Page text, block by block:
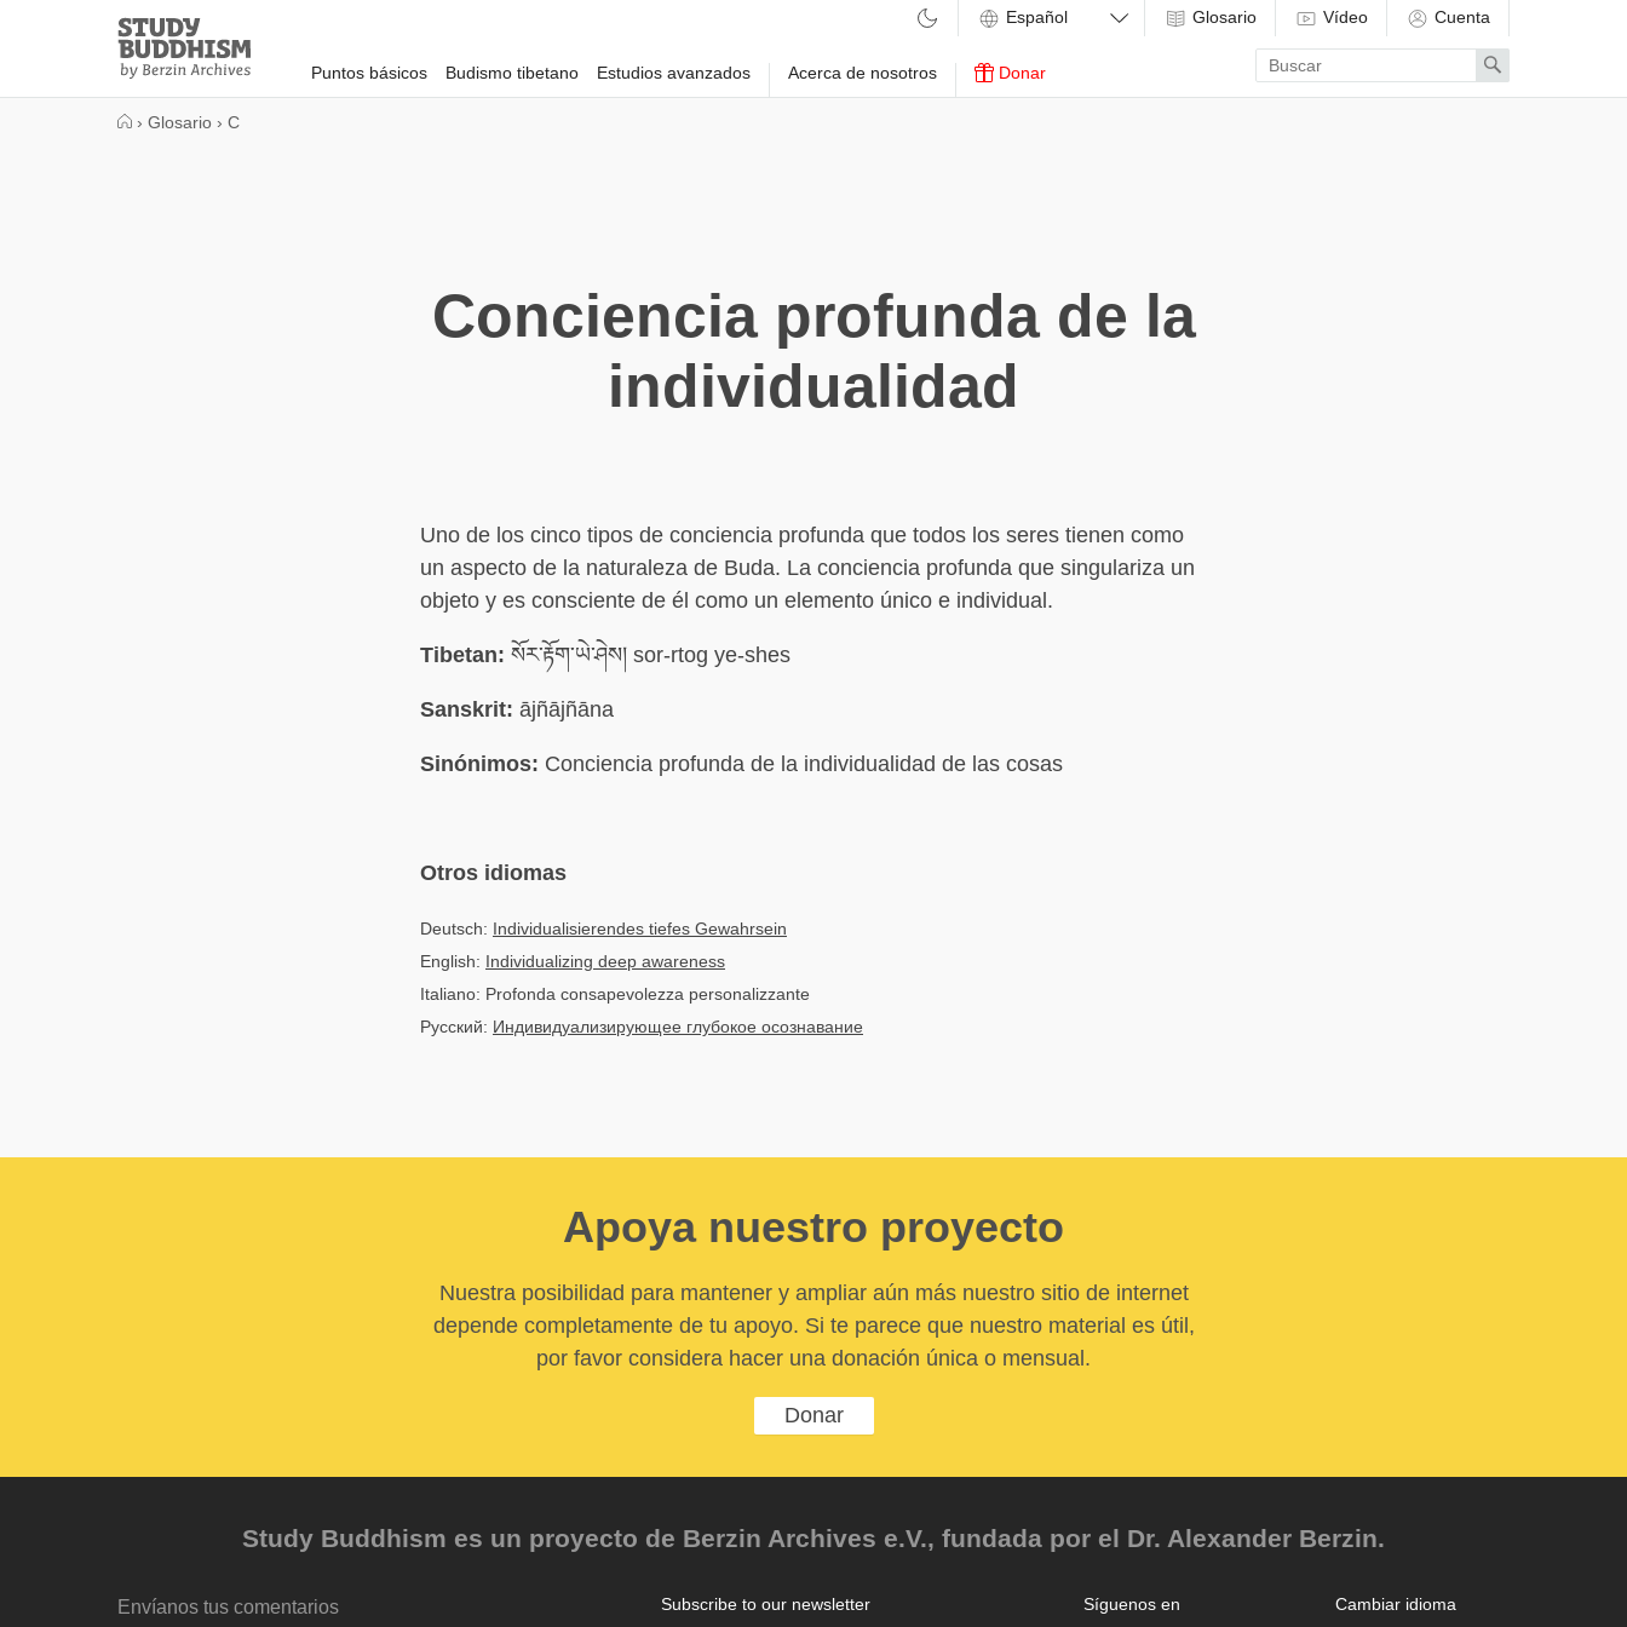
Study
Buddhism
Home
Puntos básicos Budismo tibetano Estudios avanzados Acerca de nosotros Donar
Glosario Vídeo Cuenta
Enter
search
term
Search
› Glosario › C
Conciencia profunda de la
individualidad
Uno de los cinco tipos de conciencia profunda que todos los seres tienen como
un aspecto de la naturaleza de Buda. La conciencia profunda que singulariza un
objeto y es consciente de él como un elemento único e individual.
Tibetan: སོར་རྟོག་ཡེ་ཤེས། sor-rtog ye-shes
Sanskrit: ājñājñāna
Sinónimos: Conciencia profunda de la individualidad de las cosas
Otros idiomas
Deutsch: Individualisierendes tiefes Gewahrsein
English: Individualizing deep awareness
Italiano: Profonda consapevolezza personalizzante
Русский: Индивидуализирующее глубокое осознавание
Apoya nuestro proyecto
Nuestra posibilidad para mantener y ampliar aún más nuestro sitio de internet
depende completamente de tu apoyo. Si te parece que nuestro material es útil,
por favor considera hacer una donación única o mensual.
Donar
Study Buddhism es un proyecto de Berzin Archives e.V., fundada por el Dr. Alexander Berzin.
Envíanos tus comentarios
Cambiar idioma
Síguenos en
Subscribe to our newsletter